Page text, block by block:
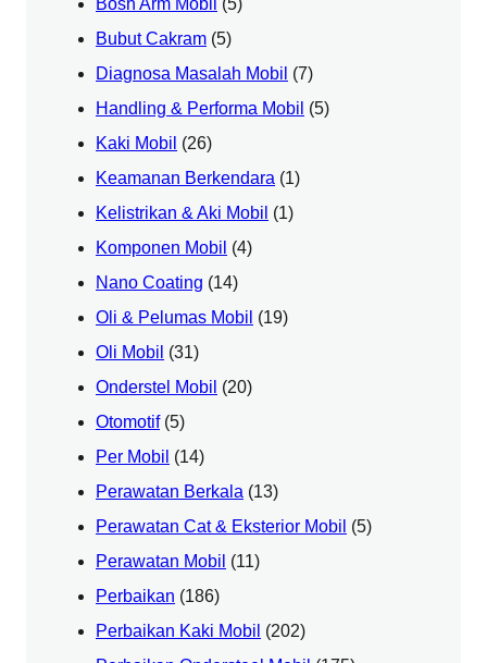
Bosh Arm Mobil (5)
Bubut Cakram (5)
Diagnosa Masalah Mobil (7)
Handling & Performa Mobil (5)
Kaki Mobil (26)
Keamanan Berkendara (1)
Kelistrikan & Aki Mobil (1)
Komponen Mobil (4)
Nano Coating (14)
Oli & Pelumas Mobil (19)
Oli Mobil (31)
Onderstel Mobil (20)
Otomotif(5)
Per Mobil (14)
Perawatan Berkala (13)
Perawatan Cat & Eksterior Mobil (5)
Perawatan Mobil (11)
Perbaikan (186)
Perbaikan Kaki Mobil (202)